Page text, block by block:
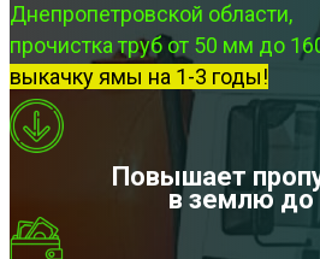
Днепропетровской области,
прочистка труб от 50 мм до
выкачку ямы на 1-3 годы!
Повышает
в землю до